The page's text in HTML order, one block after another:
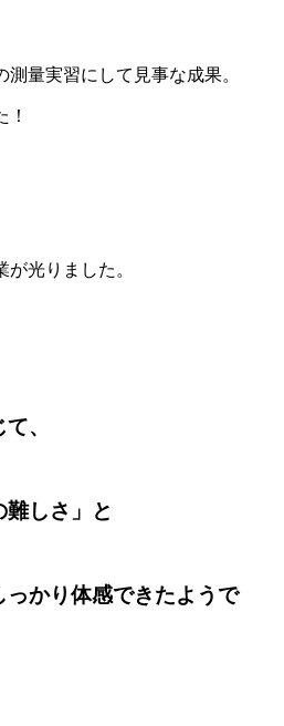
量実習にして見事な成果。
光りました。
、
しさ」と
っかり体感できたようで